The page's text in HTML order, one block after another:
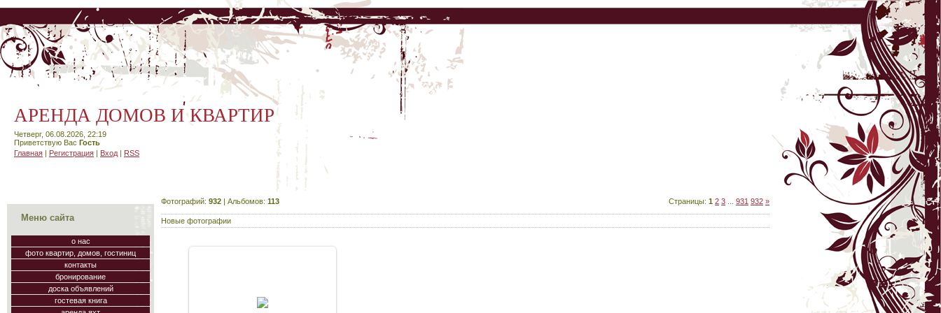
АРЕНДА ДОМОВ И КВАРТИР
Четверг, 06.08.2026, 22:19
Приветствую Вас Гость
Главная | Регистрация | Вход | RSS
Меню сайта
о нас
фото квартир, домов, гостиниц
контакты
бронирование
доска объявлений
гостевая книга
Фотографий: 932 | Альбомов: 113 Страницы: 1 2 3 931 932 »
Новые фотографии